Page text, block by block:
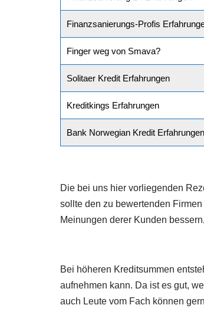
Finanzsanierungs-Profis
Finger weg von Smava?
Solitaer Kredit Erfahrungen
Kreditkings Erfahrungen
Bank Norwegian Kredit Erfahrungen
Die bei uns hier vorliegenden
sollte den zu bewertenden
Meinungen derer Kunden
Bei höheren Kreditsummen
aufnehmen kann. Da ist es gut,
auch Leute vom Fach können